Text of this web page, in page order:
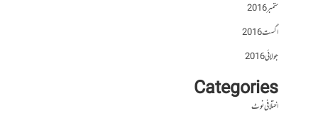
ستمبر 2016
اگست 2016
جولائی 2016
Categories
اختلافی نوٹ